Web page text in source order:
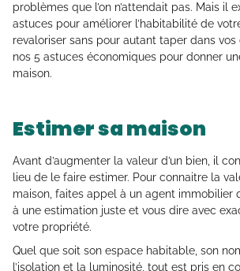
problèmes que l’on n’attendait pas. Mais il
astuces pour améliorer l’habitabilité de
revaloriser sans pour autant taper dans vos
nos 5 astuces économiques pour donner
maison.
Estimer sa maison
Avant d’augmenter la valeur d’un bien, il
lieu de le faire estimer. Pour connaitre la
maison, faites appel à un agent immobilier
à une estimation juste et vous dire avec
votre propriété.
Quel que soit son espace habitable, son
l’isolation et la luminosité, tout est pris en